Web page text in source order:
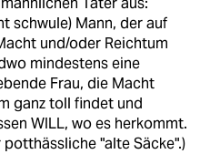
schwule) Mann, der auf
und/oder Reichtum
mindestens eine
Frau, die Macht
ganz toll findet und
WILL, wo es herkommt.
"alte Säcke".)